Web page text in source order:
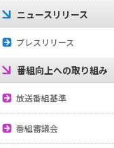
お問い合わせ
電子公告
決算公告
決算公告以外の公告
内部統制システム
個人情報保護方針
反社会的勢力排除に向け
た指針
国民保護業務計画
一般事業主行動計画
経験者採用
新卒採用
ニュースリリース
プレスリリース
番組向上への取り組み
放送番組基準
番組審議会